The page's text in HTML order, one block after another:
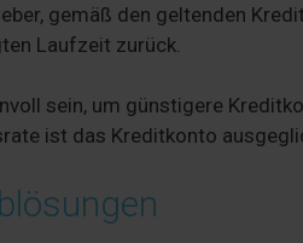
gemäß den geltenden
Laufzeit zurück.
sein, um günstigere
ist das Kreditkonto